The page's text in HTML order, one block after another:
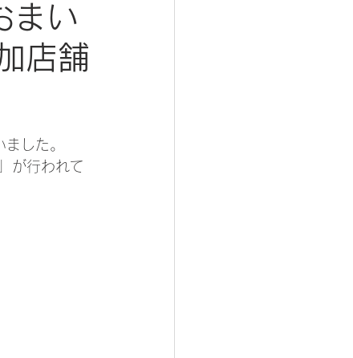
まい
店舗
した。
が行われて